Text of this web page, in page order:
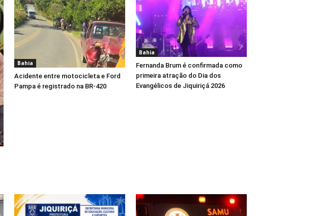
Bahia
Acidente entre motocicleta e Ford
Pampa é registrado na BR-420
Bahia
Fernanda Brum é confirmada como
primeira atração do Dia dos
Evangélicos de Jiquiriçá 2026